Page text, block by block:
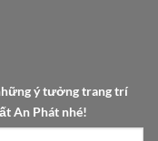
ý tưởng trang trí
An Phát nhé!